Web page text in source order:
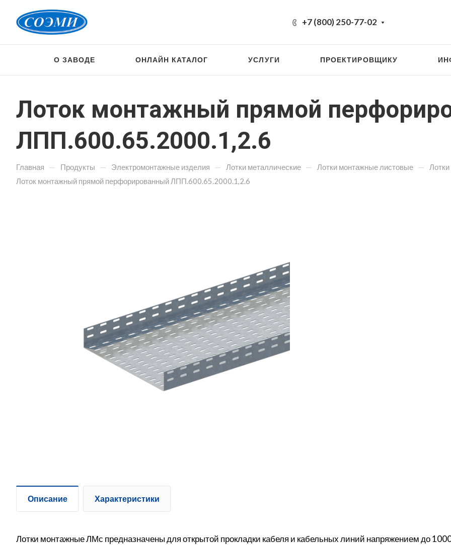
+7 (800) 250-77-02
О ЗАВОДЕ ОНЛАЙН КАТАЛОГ УСЛУГИ ПРОЕКТИРОВЩИКУ
Лоток монтажный прямой
ЛПП.600.65.2000.1,2.6
Главная — Продукты — Электромонтажные изделия — Лотки металлические — Лотки монтажные листовые —
Лоток монтажный прямой перфорированный ЛПП.600.65.2000.1,2.6
Описание Характеристики
Лотки монтажные ЛМс предназначены для открытой прокладки кабеля и кабельных линий напряжением до